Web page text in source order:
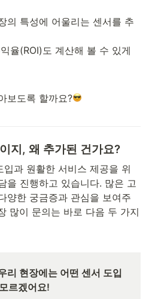
의 특성에 어울리는 센서를 추
율(ROI)도 계산해 볼 수 있게
보도록 할까요?
지, 왜 추가된 건가요?
입과 원활한 서비스 제공을 위
을 진행하고 있습니다. 많은 고
양한 궁금증과 관심을 보여주
많이 문의는 바로 다음 두 가지
리 현장에는 어떤 센서 도입
르겠어요!